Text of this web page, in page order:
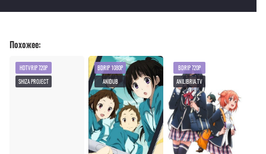
Похожее:
HDTVRIP 720P
SHIZA PROJECT
BDRIP 1080P
ANIDUB
BDRIP 720P
ANILIBRIA.TV